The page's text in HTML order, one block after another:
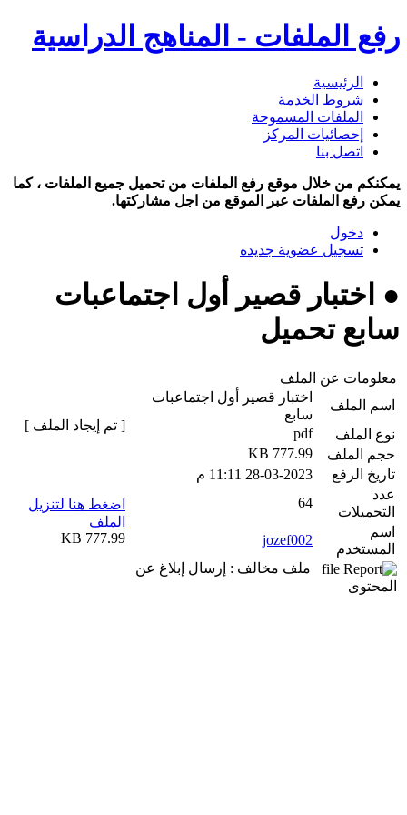
رفع الملفات - المناهج الدراسية
الرئيسية
شروط الخدمة
الملفات المسموحة
إحصائيات المركز
اتصل بنا
يمكنكم من خلال موقع رفع الملفات من تحميل جميع الملفات ، كما
يمكن رفع الملفات عبر الموقع من اجل مشاركتها.
دخول
تسجيل عضوية جديده
● اختبار قصير أول اجتماعبات
سابع تحميل
معلومات عن الملف
اسم الملف
اختبار قصير أول اجتماعبات
سابع
نوع الملف
pdf
حجم الملف
777.99 KB
تاريخ الرفع
28-03-2023 11:11 م
عدد
التحميلات
64
اسم
المستخدم
jozef002
ملف مخالف : إرسال إبلاغ عن
المحتوى
[ تم إيجاد الملف ]
اضغط هنا لتنزيل
الملف
777.99 KB